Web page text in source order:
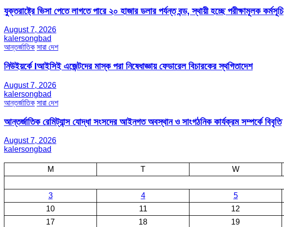
যুক্তরাষ্ট্রে ভিসা পেতে লাগতে পারে ২০ হাজার ডলার পর্যন্ত বন্ড, স্থায়ী হচ্ছে পরীক্ষামূলক কর্মসূচি
August 7, 2026
kalersongbad
আন্তর্জাতিক সারা দেশ
নিউইয়র্কে Iআইসিই এজেন্টদের মাস্ক পরা নিষেধাজ্ঞায় ফেডারেল বিচারকের স্থগিতাদেশ
August 7, 2026
kalersongbad
আন্তর্জাতিক সারা দেশ
আন্তর্জাতিক রেমিট্যান্স যোদ্ধা সংসদের আইনগত অবস্থান ও সাংগঠনিক কার্যক্রম সম্পর্কে বিবৃতি
August 7, 2026
kalersongbad
M
T W
3
4 5
10
11 12
17
18 19